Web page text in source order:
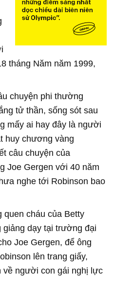
tháng Năm năm 1999,
chuyện phi thường
tử thần, sống sót sau
mấy ai hay đây là người
huy chương vàng
câu chuyện của
Joe Gergen với 40 năm
nghe tới Robinson bao
quen cháu của Betty
giảng dạy tại trường đại
Joe Gergen, để ông
lên trang giấy,
về người con gái nghị lực